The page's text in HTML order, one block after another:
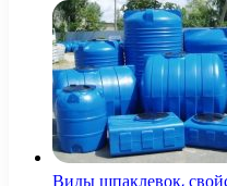
Виды шпаклевок,